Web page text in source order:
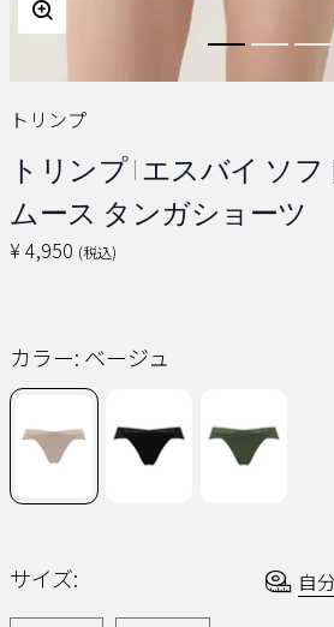
トリンプ
トリンプ | エスバイ ソ
ムース タンガショーツ
¥ 4,950 (税込)
カラー: ベージュ
サイズ: 自